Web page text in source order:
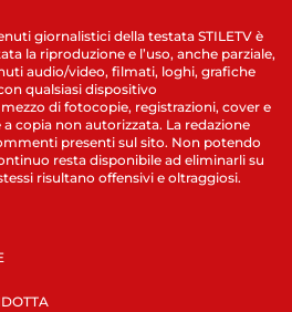
giornalistici della testata STILETV è
la riproduzione e l’uso, anche parziale,
audio/video, filmati, loghi, grafiche
qualsiasi dispositivo
di fotocopie, registrazioni, cover e
copia non autorizzata. La redazione
presenti sul sito. Non potendo
resta disponibile ad eliminarli su
risultano offensivi e oltraggiosi.